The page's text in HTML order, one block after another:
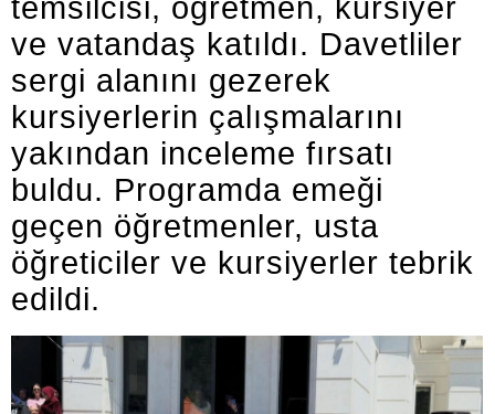
temsilcisi, öğretmen, kursiyer
ve vatandaş katıldı. Davetliler
sergi alanını gezerek
kursiyerlerin çalışmalarını
yakından inceleme fırsatı
buldu. Programda emeği
geçen öğretmenler, usta
öğreticiler ve kursiyerler tebrik
edildi.